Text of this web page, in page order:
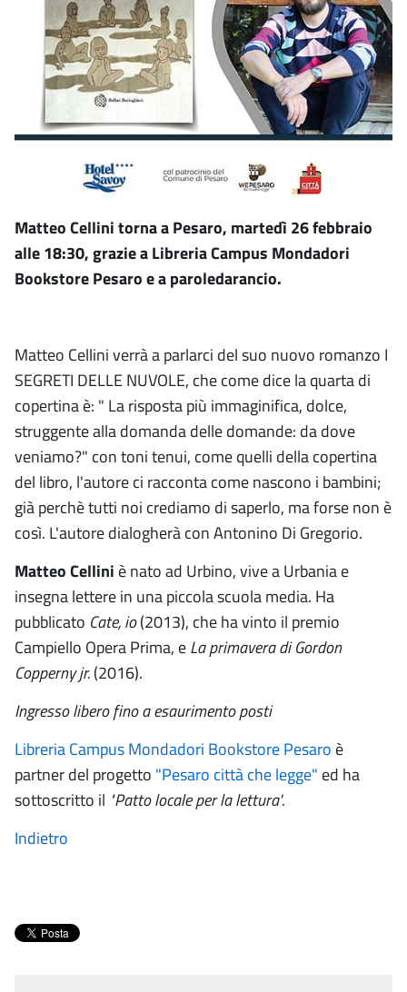
Matteo Cellini torna a Pesaro, martedì 26 febbraio
alle 18:30, grazie a Libreria Campus Mondadori
Bookstore Pesaro e a paroledarancio.
Matteo Cellini verrà a parlarci del suo nuovo romanzo I
SEGRETI DELLE NUVOLE, che come dice la quarta di
copertina è: " La risposta più immaginifica, dolce,
struggente alla domanda delle domande: da dove
veniamo?" con toni tenui, come quelli della copertina
del libro, l'autore ci racconta come nascono i bambini;
già perchè tutti noi crediamo di saperlo, ma forse non è
così. L'autore dialogherà con Antonino Di Gregorio.
Matteo Cellini è nato ad Urbino, vive a Urbania e
insegna lettere in una piccola scuola media. Ha
pubblicato Cate, io(2013), che ha vinto il premio
Campiello Opera Prima, eLa primavera di Gordon
Copperny jr.(2016).
Ingresso libero fino a esaurimento posti
Libreria Campus Mondadori Bookstore Pesaro è
partner del progetto "Pesaro città che legge" ed ha
sottoscritto il "Patto locale per la lettura'.
Indietro